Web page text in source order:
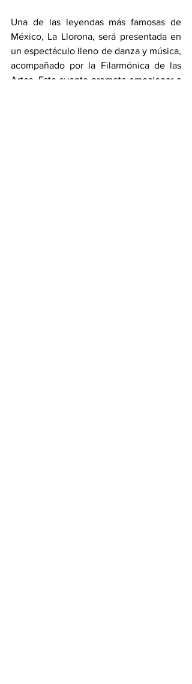
Una de las leyendas más famosas de
México, La Llorona, será presentada en
un espectáculo lleno de danza y música,
acompañado por la Filarmónica de las
Artes. Este evento promete emocionar a